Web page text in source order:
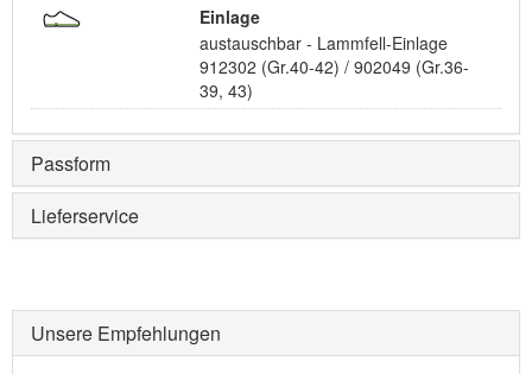
Einlage
austauschbar - Lammfell-Einlage
912302 (Gr.40-42) / 902049 (Gr.36-
39, 43)
Passform
Lieferservice
Unsere Empfehlungen